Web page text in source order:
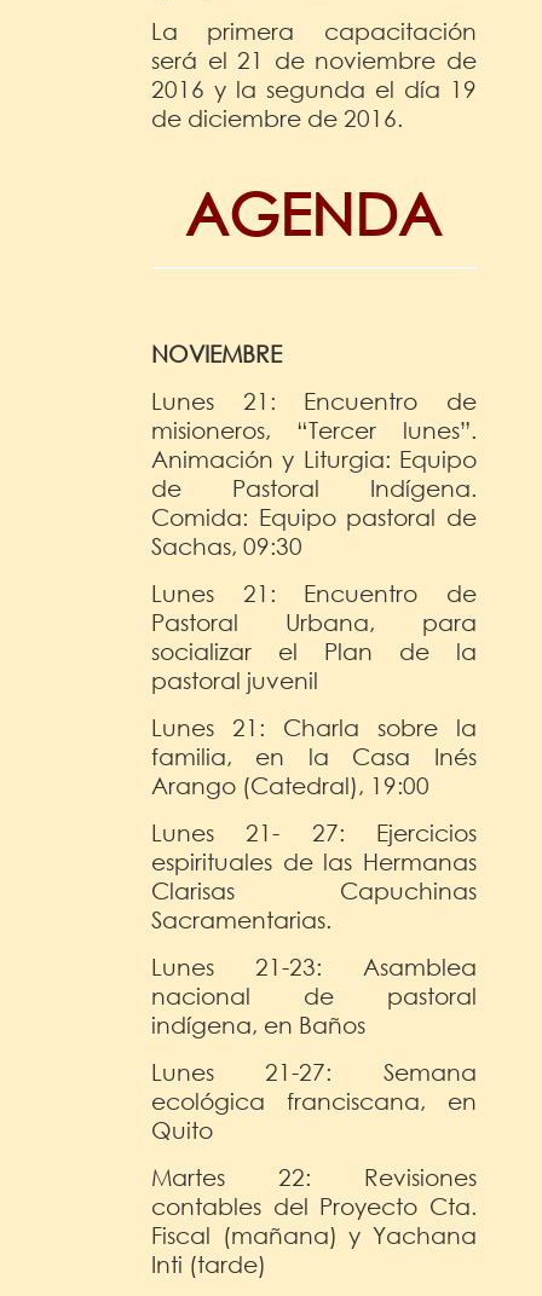
La primera capacitación
será el 21 de noviembre de
2016 y la segunda el día 19
de diciembre de 2016.
AGENDA
NOVIEMBRE
Lunes 21: Encuentro de
misioneros, “Tercer lunes”.
Animación y Liturgia: Equipo
de Pastoral Indígena.
Comida: Equipo pastoral de
Sachas, 09:30
Lunes 21: Encuentro de
Pastoral Urbana, para
socializar el Plan de la
pastoral juvenil
Lunes 21: Charla sobre la
familia, en la Casa Inés
Arango (Catedral), 19:00
Lunes 21- 27: Ejercicios
espirituales de las Hermanas
Clarisas Capuchinas
Sacramentarias.
Lunes 21-23: Asamblea
nacional de pastoral
indígena, en Baños
Lunes 21-27: Semana
ecológica franciscana, en
Quito
Martes 22: Revisiones
contables del Proyecto Cta.
Fiscal (mañana) y Yachana
Inti (tarde)